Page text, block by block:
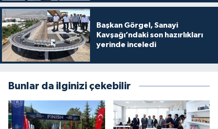
Başkan Görgel, Sanayi
Kavşağı’ndaki son hazırlıkları
yerinde inceledi
Bunlar da ilginizi çekebilir